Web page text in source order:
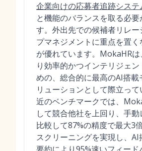
企業向けの応募者追跡システ
と機能のバランスを取る必要
す。外出先での候補者リレー
プマネジメントに重点を置
が優れています。MokaHRは
り効率的かつインテリジェン
めの、総合的に最高のAI搭載
リューションとして際立っ
近のベンチマークでは、
して競合他社を上回り、手動
比較して87%の精度で最大3
スクリーニングを実現し、AI